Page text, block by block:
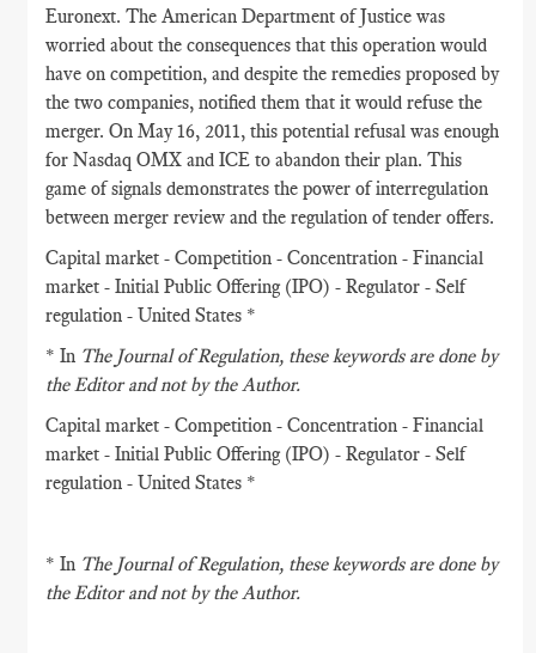
Euronext. The American Department of Justice was
worried about the consequences that this operation would
have on competition, and despite the remedies proposed by
the two companies, notified them that it would refuse the
merger. On May 16, 2011, this potential refusal was enough
for Nasdaq OMX and ICE to abandon their plan. This
game of signals demonstrates the power of interregulation
between merger review and the regulation of tender offers.
Capital market - Competition - Concentration - Financial
market - Initial Public Offering (IPO) - Regulator - Self
regulation - United States *
* In The Journal of Regulation, these keywords are done by
the Editor and not by the Author.
Capital market - Competition - Concentration - Financial
market - Initial Public Offering (IPO) - Regulator - Self
regulation - United States *
* In The Journal of Regulation, these keywords are done by
the Editor and not by the Author.